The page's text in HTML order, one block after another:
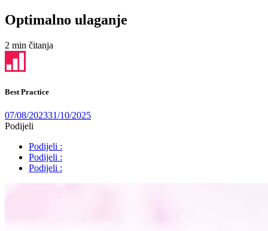
Optimalno ulaganje
2 min čitanja
Best Practice
07/08/202331/10/2025
Podijeli
Podijeli :
Podijeli :
Podijeli :